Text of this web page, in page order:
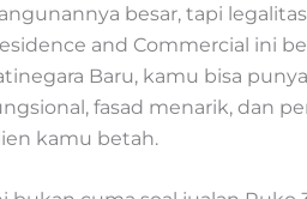
besar, tapi
and Commercial ini
Baru, kamu bisa
fasad menarik, dan
kamu betah.